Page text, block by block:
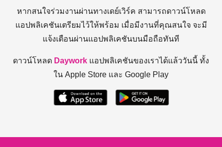
หากสนใจร่วมงานผ่านทางเดย์เวิร์ค สามารถดาวน์โหลด
แอปพลิเคชันเตรียมไว้ให้พร้อม เมื่อมีงานที่คุณสนใจ จะมี
แจ้งเตือนผ่านแอปพลิเคชันบนมือถือทันที
ดาวน์โหลด Daywork แอปพลิเคชันของเราได้แล้ววันนี้ ทั้ง
ใน Apple Store และ Google Play